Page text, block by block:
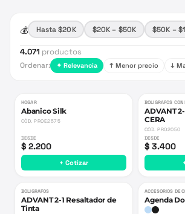
💰 Hasta $20K $20K – $50K $50K –
4.071 productos
Ordenar: ✦ Relevancia ↑ Menor precio ↓
HOGAR
Abanico Silk
CÓD.PROE2575
DESDE
$ 2.200
+ Cotizar
BOLIGRAFOS CON
ADVANT
CERA
CÓD.PRO2050
DESDE
$ 3.400
BOLIGRAFOS
ADVANT 2-1 Resaltador de
Tinta
ACCESORIOS DE
Agenda